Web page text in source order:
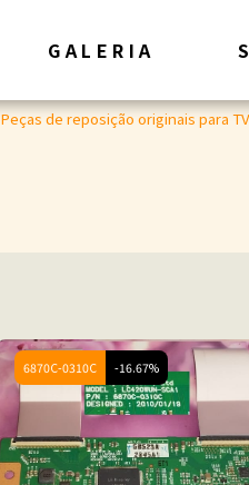
GALERIA
Peças de reposição originais para
6870C-0310C -16.67%